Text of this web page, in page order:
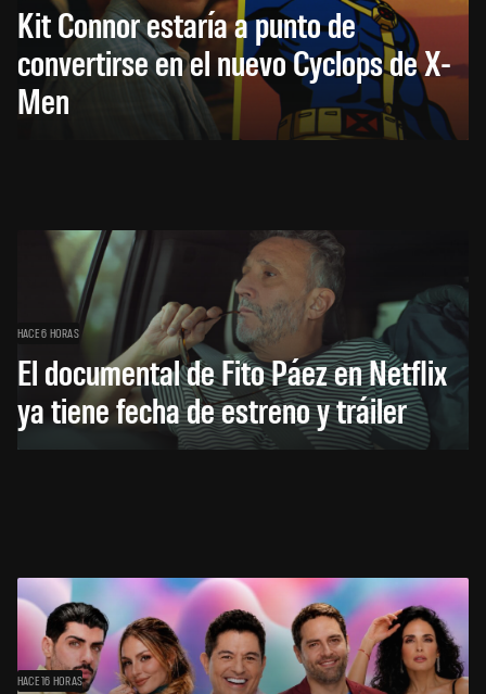
Kit Connor estaría a punto de
convertirse en el nuevo Cyclops de X-
Men
HACE 6 HORAS
El documental de Fito Páez en Netflix
ya tiene fecha de estreno y tráiler
HACE 16 HORAS